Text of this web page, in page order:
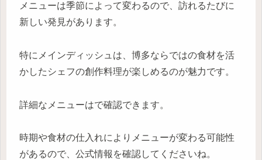
メニューは季節によって変わるので、訪れるたびに
新しい発見があります。
特にメインディッシュは、博多ならではの食材を活
かしたシェフの創作料理が楽しめるのが魅力です。
詳細なメニューはで確認できます。
時期や食材の仕入れによりメニューが変わる可能性
があるので、公式情報を確認してくださいね。